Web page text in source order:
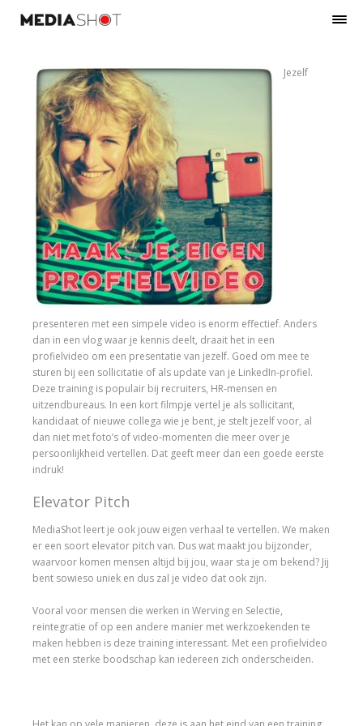
Jezelf
presenteren met een simpele video is enorm effectief. Anders
dan in een vlog waar je kennis deelt, draait het in een
profielvideo om een presentatie van jezelf. Goed om mee te
sturen bij een sollicitatie of als update van je LinkedIn-profiel.
Deze training is populair bij recruiters, HR-mensen en
uitzendbureaus. In een kort filmpje vertel je als sollicitant,
kandidaat of nieuwe collega wie je bent, je stelt jezelf voor, al
dan niet met foto’s of video-momenten die meer over je
persoonlijkheid vertellen. Dat geeft meer dan een goede eerste
indruk!
Elevator Pitch
MediaShot leert je ook jouw eigen verhaal te vertellen. We maken
er een soort elevator pitch van. Dus wat maakt jou bijzonder,
waarvoor komen mensen altijd bij jou, waar sta je om bekend? Jij
bent sowieso uniek en dus zal je video dat ook zijn.
Vooral voor mensen die werken in Werving en Selectie,
reintegratie of op een andere manier met werkzoekenden te
maken hebben is deze training interessant. Met een profielvideo
met een sterke boodschap kan iedereen zich onderscheiden.